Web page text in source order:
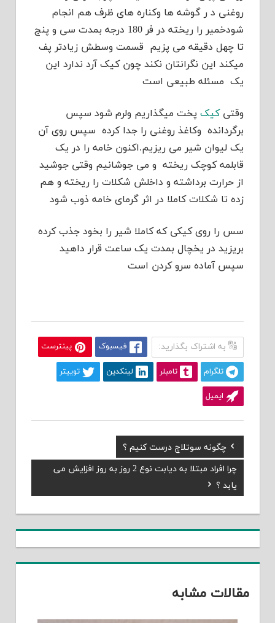
روغنی د ر گوشه ها وکناره های ظرف هم انجام
شودخمیر را ریخته در فر 180 درجه بمدت سی و پنج
تا چهل دقیقه می پزیم قسمت وسطش زیادتر پف
میکند این نگرانتان نکند چون کیک آرد ندارد این
یک مسئله طبیعی است
وقتیکیک پخت میگذاریم ولرم شود سپس
برگردانده وکاغذ روغنی را جدا کرده سپس روی آن
یک لیوان شیر می ریزیم.اکنون خامه را در یک
قابلمه کوچک ریخته و می جوشانیم وقتی جوشید
از حرارت برداشته و داخلش شکلات را ریخته و هم
زده تا شکلات کاملا در اثر گرمای خامه ذوب شود
سس را روی کیکی که کاملا شیر را بخود جذب کرده
بریزید در یخچال بمدت یک ساعت قرار داهید
سپس آماده سرو کردن است
به اشتراک بگذارید: فیسبوک پینترست
تلگرام تامبلر لینکدین توییتر
ایمیل
راهبری
نوشته
Previous
Post:
چگونه سوتلاچ درست کنیم ؟
Next
Post:
چرا افراد مبتلا به دیابت نوع 2 روز به روز افزایش می
یابد ؟
مقالات مشابه